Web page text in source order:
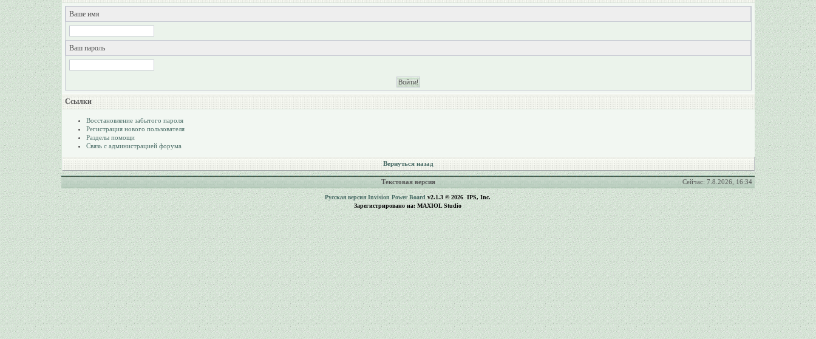
Ваше имя
Ваш пароль
Ссылки
Восстановление забытого пароля
Регистрация нового пользователя
Разделы помощи
Связь с администрацией форума
Вернуться назад
Текстовая версия Сейчас: 7.8.2026, 16:34
Русская версия Invision Power Boardv2.1.3 © 2026 IPS, Inc.
Зарегистрировано на: MAXIOL Studio